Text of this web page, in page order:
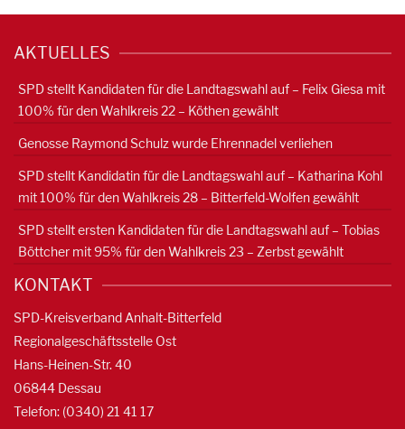
AKTUELLES
SPD stellt Kandidaten für die Landtagswahl auf – Felix Giesa mit
100% für den Wahlkreis 22 – Köthen gewählt
Genosse Raymond Schulz wurde Ehrennadel verliehen
SPD stellt Kandidatin für die Landtagswahl auf – Katharina Kohl
mit 100% für den Wahlkreis 28 – Bitterfeld-Wolfen gewählt
SPD stellt ersten Kandidaten für die Landtagswahl auf – Tobias
Böttcher mit 95% für den Wahlkreis 23 – Zerbst gewählt
KONTAKT
SPD-Kreisverband Anhalt-Bitterfeld
Regionalgeschäftsstelle Ost
Hans-Heinen-Str. 40
06844 Dessau
Telefon: (0340) 21 41 17